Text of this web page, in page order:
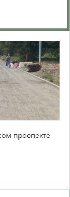
проспекте